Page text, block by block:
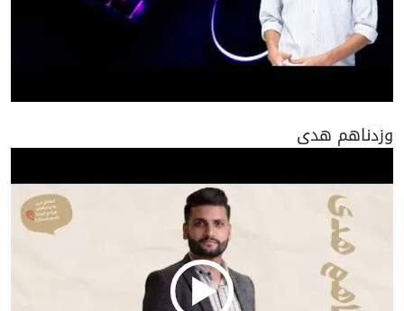
وزدناهم هدى